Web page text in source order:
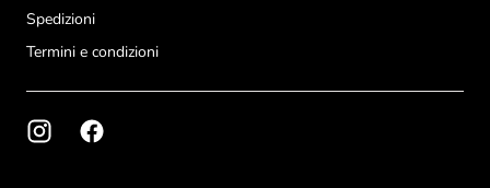
Spedizioni
Termini e condizioni